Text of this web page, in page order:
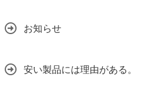
お知らせ
安い製品には理由がある。